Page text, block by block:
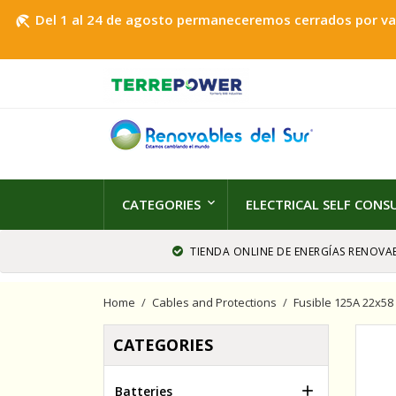
beach_access Del 1 al 24 de agosto permaneceremos cerrados por
CATEGORIES ELECTRICAL SELF
TIENDA ONLINE DE ENERGÍAS
Home Cables and Protections Fusible 125A 22x58
CATEGORIES
Batteries 